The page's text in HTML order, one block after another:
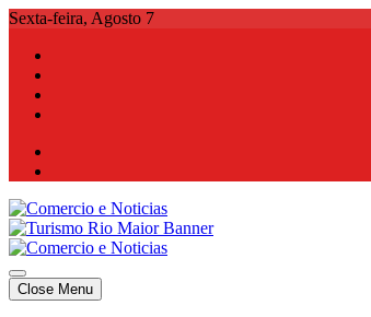
Skip
content
Sexta-feira, Agosto 7
Comercio e Noticias
Notícias e Publicidade Online
Comercio e Noticias
Notícias e Publicidade Online
Close Menu